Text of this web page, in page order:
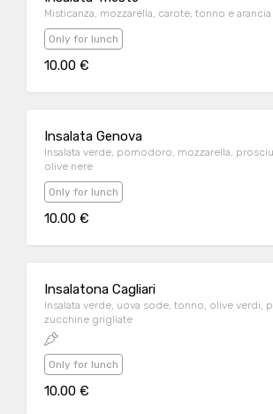
Misticanza, mozzarella, carote, tonno e arancia
Only for lunch
10.00 €
Insalata Genova
Insalata verde, pomodoro, mozzarella,
olive nere
Only for lunch
10.00 €
Insalatona Cagliari
Insalata verde, uova sode, tonno, olive verdi,
zucchine grigliate
Only for lunch
10.00 €